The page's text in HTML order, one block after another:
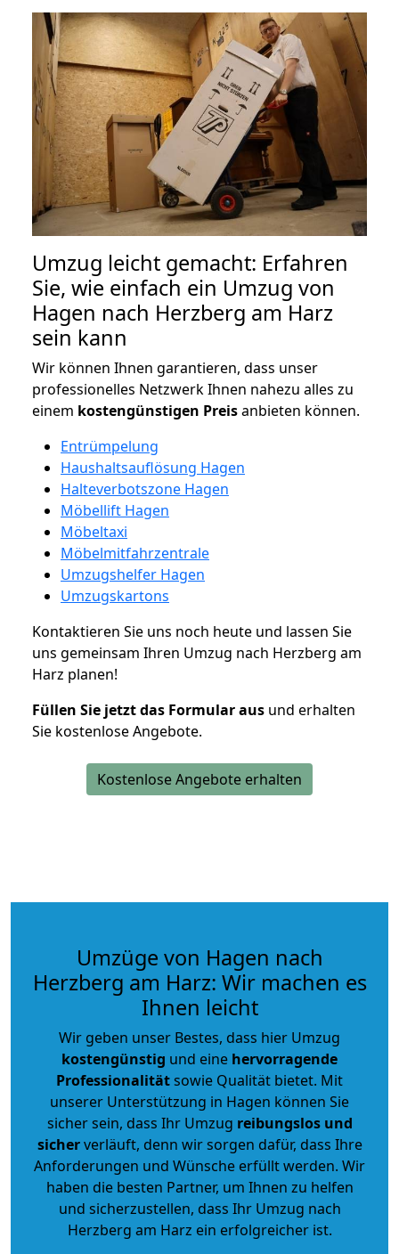
Umzug leicht gemacht: Erfahren
Sie, wie einfach ein Umzug von
Hagen nach Herzberg am Harz
sein kann
Wir können Ihnen garantieren, dass unser
professionelles Netzwerk Ihnen nahezu alles zu
einem kostengünstigen Preisanbieten können.
Entrümpelung
Haushaltsauflösung Hagen
Halteverbotszone Hagen
Möbellift Hagen
Möbeltaxi
Möbelmitfahrzentrale
Umzugshelfer Hagen
Umzugskartons
Kontaktieren Sie uns noch heute und lassen Sie
uns gemeinsam Ihren Umzug nach Herzberg am
Harz planen!
Füllen Sie jetzt das Formular aus und erhalten
Sie kostenlose Angebote.
Kostenlose Angebote erhalten
Umzüge von Hagen nach
Herzberg am Harz: Wir machen es
Ihnen leicht
Wir geben unser Bestes, dass hier Umzug
kostengünstig und eine hervorragende
Professionalitätsowie Qualität bietet. Mit
unserer Unterstützung in Hagen können Sie
sicher sein, dass Ihr Umzug reibungslos und
sicherverläuft, denn wir sorgen dafür, dass Ihre
Anforderungen und Wünsche erfüllt werden. Wir
haben die besten Partner, um Ihnen zu helfen
und sicherzustellen, dass Ihr Umzug nach
Herzberg am Harz ein erfolgreicher ist.